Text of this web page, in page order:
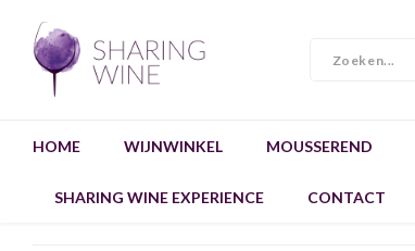
HOME WIJNWINKEL MOUSSEREND
SHARING WINE EXPERIENCE CONTACT